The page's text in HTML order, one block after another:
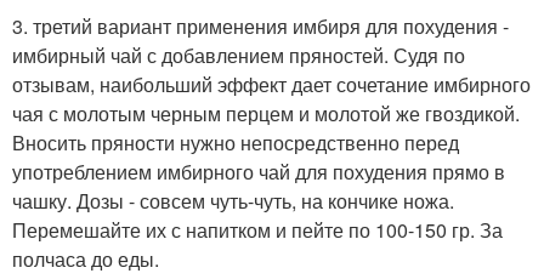
3. третий вариант применения имбиря для похудения -
имбирный чай с добавлением пряностей. Судя по
отзывам, наибольший эффект дает сочетание имбирного
чая с молотым черным перцем и молотой же гвоздикой.
Вносить пряности нужно непосредственно перед
употреблением имбирного чай для похудения прямо в
чашку. Дозы - совсем чуть-чуть, на кончике ножа.
Перемешайте их с напитком и пейте по 100-150 гр. За
полчаса до еды.